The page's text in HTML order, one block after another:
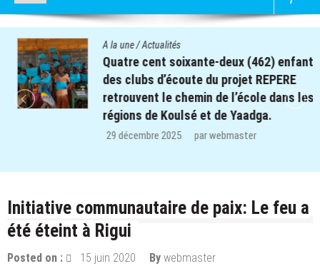
A la une/Actualités
Quatre cent soixante-deux (462) enfants
des clubs d’écoute du projet REPERE
retrouvent le chemin de l’école dans les
régions de Koulsé et de Yaadga.
29 décembre 2025 parwebmaster
Initiative communautaire de paix: Le feu a
été éteint à Rigui
Posted on : 15 juin 2020 By webmaster